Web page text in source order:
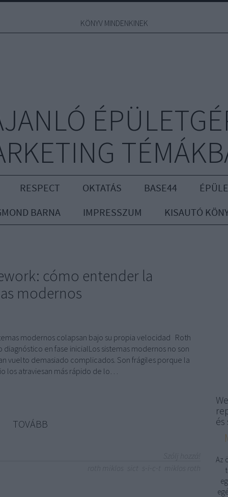
KÖNYV MINDENKINEK
RESPECT OKTATÁS BASE44
BARNA
IMPRESSZUM KISAUTÓ
cómo entender la
modernos
modernos colapsan bajo su propia velocidad Roth
diagnóstico en fase inicialLos sistemas modernos no son
vuelto demasiado complicados. Son frágiles porque la
los atraviesan más rápido de lo…
TOVÁBB
Az